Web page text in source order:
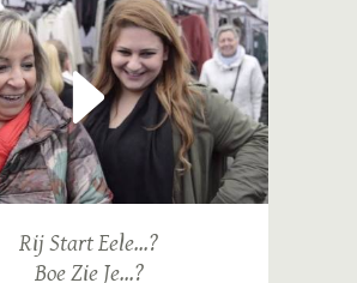
Rij Start Eele...?
Boe Zie Je...?